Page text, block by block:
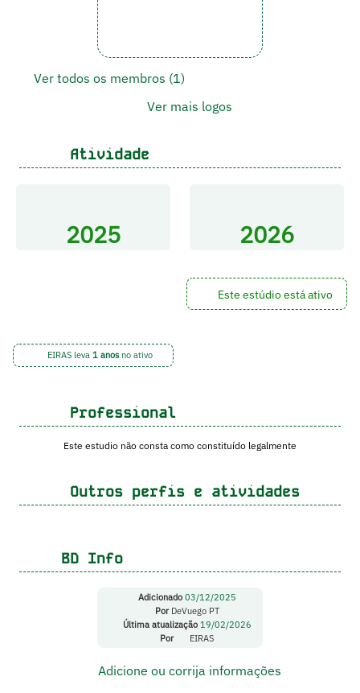
Ver todos os membros (1)
Ver mais logos
Atividade
2025 2026
Este estúdio está ativo
EIRAS leva 1 anos no ativo
Professional
Este estudio não consta como constituído legalmente
Outros perfis e atividades
BD Info
Adicionado 03/12/2025
PorDeVuego PT
Última atualização 19/02/2026
Por
EIRAS
Adicione ou corrija informações